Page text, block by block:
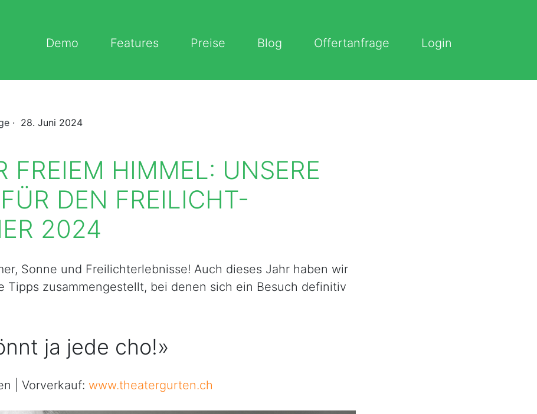
Demo Features Preise Blog Offertanfrage Login
· 28. Juni 2024
FREIEM HIMMEL: UNSERE
DEN FREILICHT-
2024
Sonne und Freilichterlebnisse! Auch dieses Jahr haben wir
Tipps zusammengestellt, bei denen sich ein Besuch definitiv
ja jede cho!»
| Vorverkauf: www.theatergurten.ch